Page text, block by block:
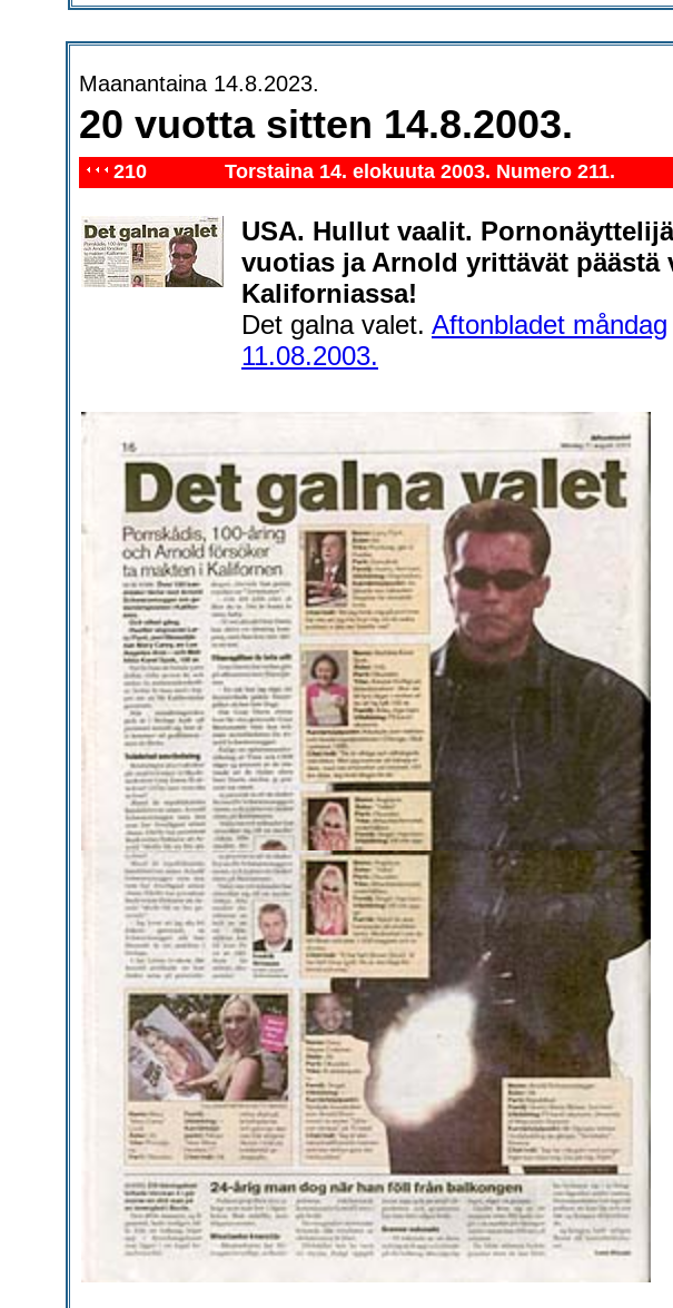
Maanantaina 14.8.2023.
20 vuotta sitten 14.8.2003.
210 Torstaina 14. elokuuta 2003. Numero 211.
USA. Hullut vaalit.
vuotias ja Arnold yrittävät päästä
Kaliforniassa!
Det galna valet. Aftonbladet måndag
11.08.2003.